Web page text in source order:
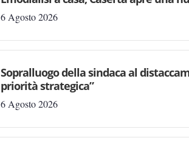
6 Agosto 2026
Sopralluogo della sindaca al
priorità strategica”
6 Agosto 2026